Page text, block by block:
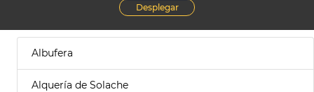
Desplegar
Albufera
Alquería de Solache